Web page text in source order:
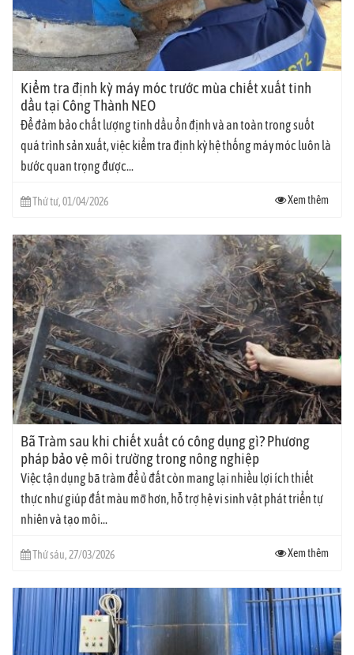
Kiểm tra định kỳ máy móc trước mùa chiết xuất tinh
dầu tại Công Thành NEO
Để đảm bảo chất lượng tinh dầu ổn định và an toàn trong suốt
quá trình sản xuất, việc kiểm tra định kỳ hệ thống máy móc luôn là
bước quan trọng được...
Thứ tư, 01/04/2026 Xem thêm
Bã Tràm sau khi chiết xuất có công dụng gì? Phương
pháp bảo vệ môi trường trong nông nghiệp
Việc tận dụng bã tràm để ủ đất còn mang lại nhiều lợi ích thiết
thực như giúp đất màu mỡ hơn, hỗ trợ hệ vi sinh vật phát triển tự
nhiên và tạo môi...
Thứ sáu, 27/03/2026 Xem thêm